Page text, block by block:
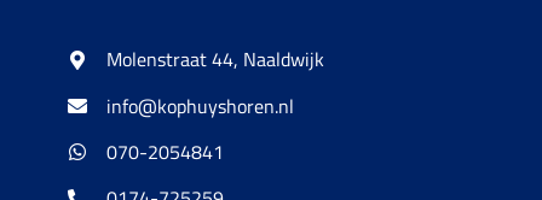
Molenstraat 44, Naaldwijk
info@kophuyshoren.nl
070-2054841